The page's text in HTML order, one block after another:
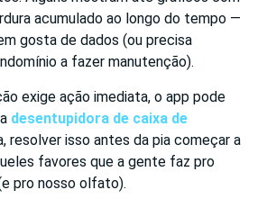
acumulado ao longo do tempo —
gosta de dados (ou precisa
a fazer manutenção).
exige ação imediata, o app pode
desentupidora de caixa de
resolver isso antes da pia começar a
favores que a gente faz pro
pro nosso olfato).